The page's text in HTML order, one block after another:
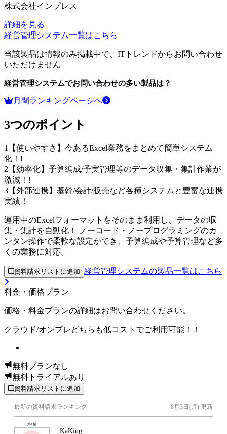
株式会社インプレス
詳細を見る
経営管理システム一覧はこちら
当該製品は情報のみ掲載中で、ITトレンドからお問い合わせ
いただけません
経営管理システムでお問い合わせの多い製品は？
月間ランキングページへ
3つのポイント
1
【使いやすさ】今あるExcel業務をまとめて簡単システム
化！!
2 【効率化】予算編成/予実管理等のデータ収集・集計作業が
激減！!
3 【外部連携】基幹/会計/販売など各種システムと豊富な連携
実績！
運用中のExcelフォーマットをそのまま利用し、データの収
集・集計を自動化！ ノーコード・ノープログラミングのカ
ンタン操作で柔軟な設定ができ、予算編成や予算管理など多
くの業務に対応。
資料請求リストに追加 経営管理システムの製品一覧はこちら
料金・価格プラン
価格・料金プランの詳細はお問い合わせください。
クラウド/オンプレどちらも低コストでご利用可能！！
無料プランなし
無料トライアルあり
資料請求リストに追加
最新の資料請求ランキング 8月3日(月) 更新
第1位
KaKing